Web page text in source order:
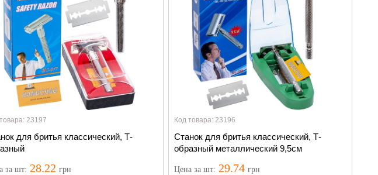
23197
для бритья классический, Т-
за шт: 28.22 грн
Код товара: 23196
Станок для бритья классический, Т-
образный металлический 9,5см
Ценаза шт: 29.74 грн